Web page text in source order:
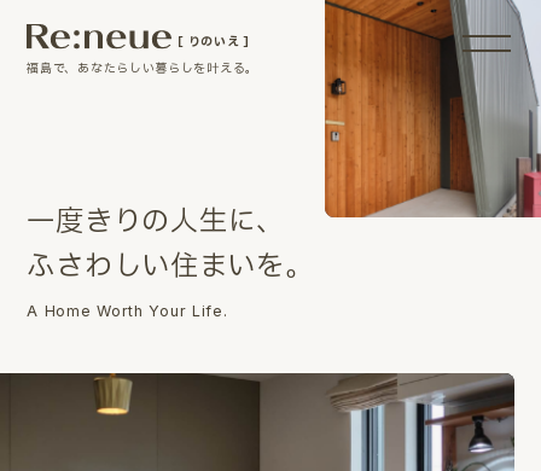
［ りのいえ ］
福島で、あなたらしい暮らしを叶える。
一度き りの人生に、
ふさわ しい住まいを。
A Home Worth Your Life.